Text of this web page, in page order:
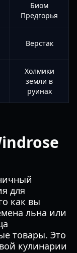
Биом
Предгорья
Верстак
Холмики
земли в
руинах
для
как вы
льна или
товары. Это
кулинарии